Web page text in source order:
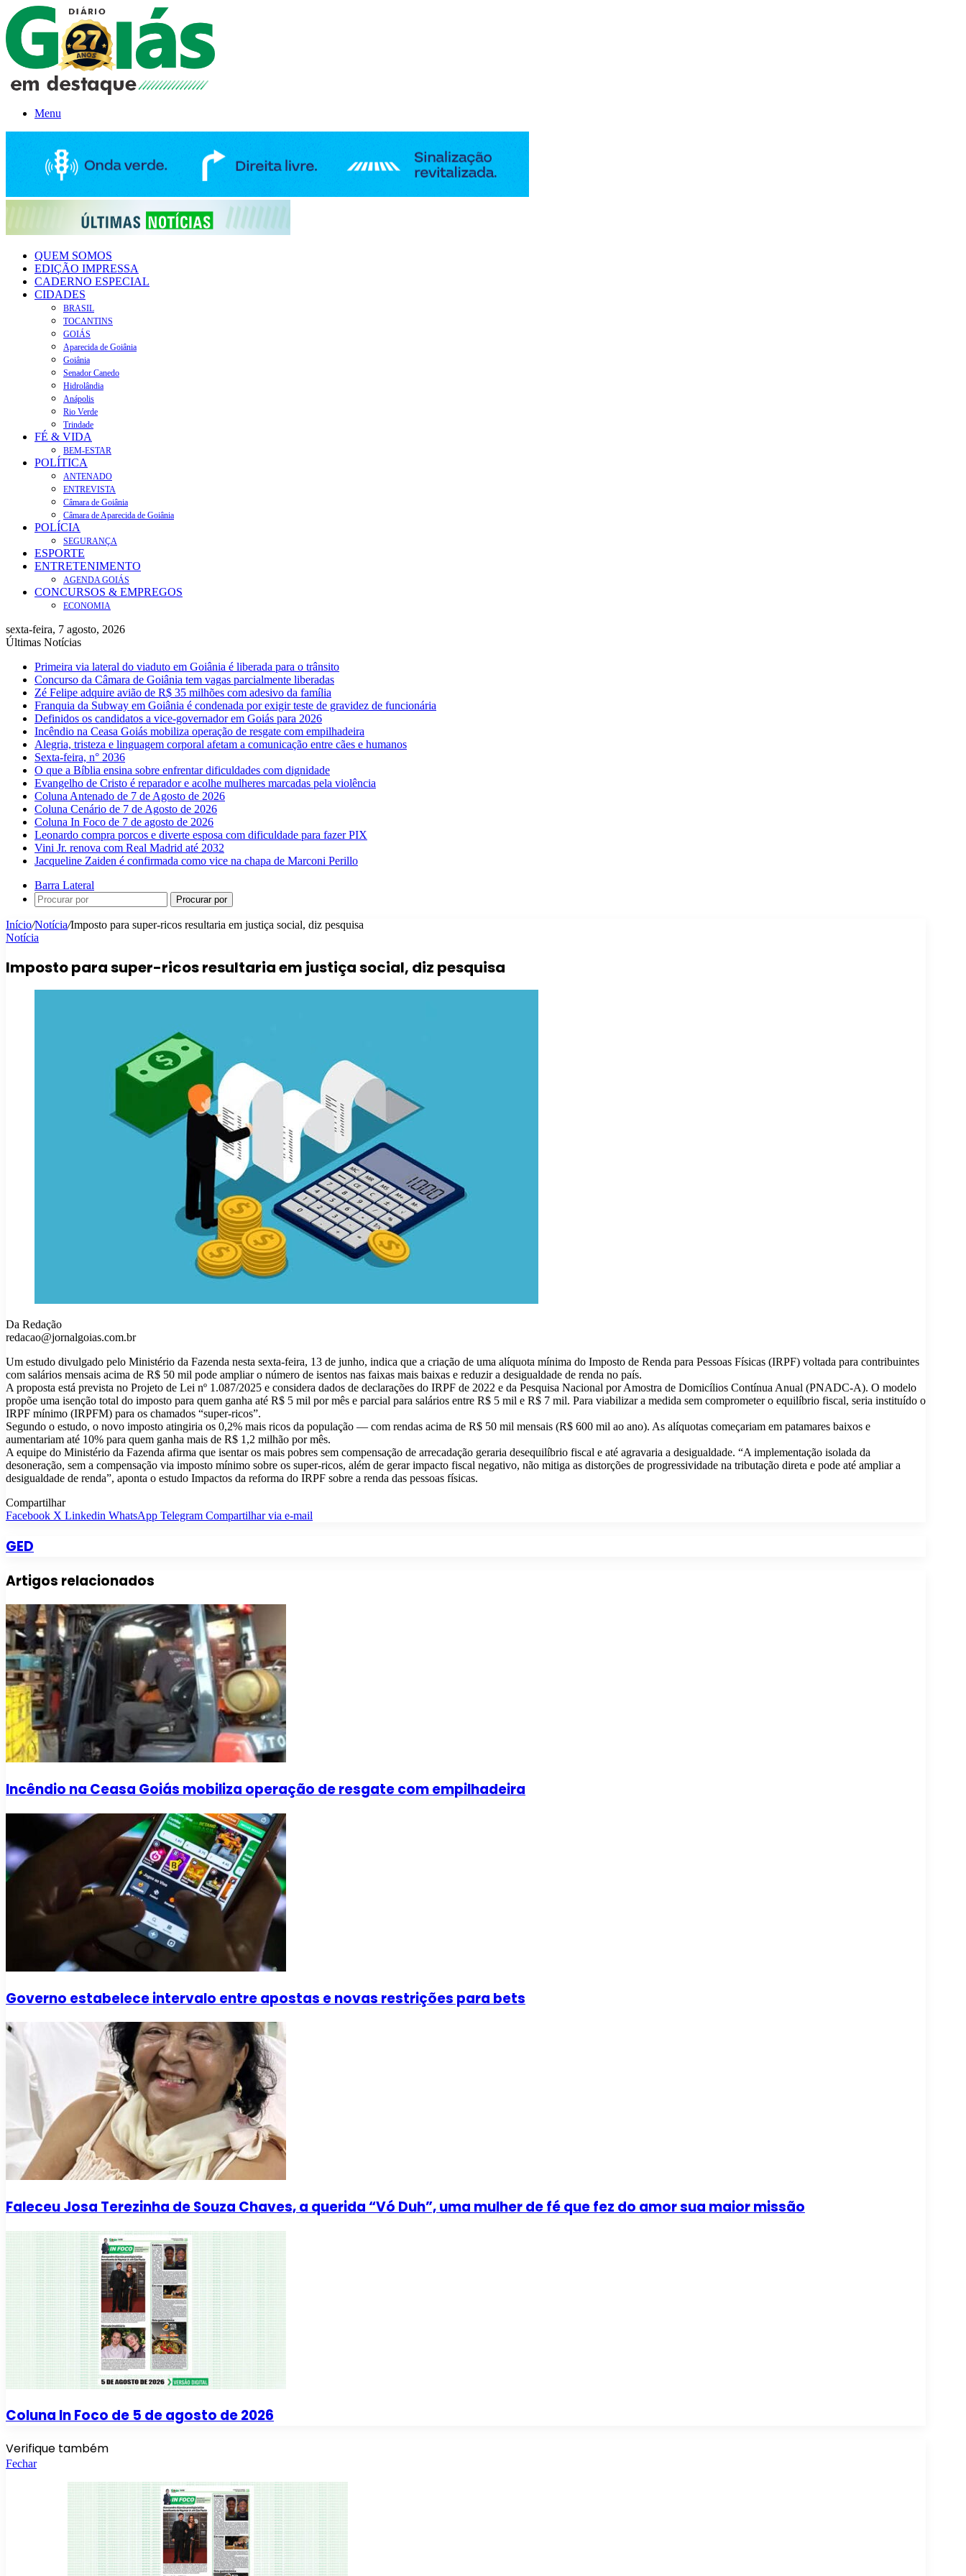
Menu
QUEM SOMOS
EDIÇÃO IMPRESSA
CADERNO ESPECIAL
CIDADES
BRASIL
TOCANTINS
GOIÁS
Aparecida de Goiânia
Goiânia
Senador Canedo
Hidrolândia
Anápolis
Rio Verde
Trindade
FÉ & VIDA
BEM-ESTAR
POLÍTICA
ANTENADO
ENTREVISTA
Câmara de Goiânia
Câmara de Aparecida de Goiânia
POLÍCIA
SEGURANÇA
ESPORTE
ENTRETENIMENTO
AGENDA GOIÁS
CONCURSOS & EMPREGOS
ECONOMIA
sexta-feira, 7 agosto, 2026
Últimas Notícias
Primeira via lateral do viaduto em Goiânia é liberada para o trânsito
Concurso da Câmara de Goiânia tem vagas parcialmente liberadas
Zé Felipe adquire avião de R$ 35 milhões com adesivo da família
Franquia da Subway em Goiânia é condenada por exigir teste de gravidez de funcionária
Definidos os candidatos a vice-governador em Goiás para 2026
Incêndio na Ceasa Goiás mobiliza operação de resgate com empilhadeira
Alegria, tristeza e linguagem corporal afetam a comunicação entre cães e humanos
Sexta-feira, n° 2036
O que a Bíblia ensina sobre enfrentar dificuldades com dignidade
Evangelho de Cristo é reparador e acolhe mulheres marcadas pela violência
Coluna Antenado de 7 de Agosto de 2026
Coluna Cenário de 7 de Agosto de 2026
Coluna In Foco de 7 de agosto de 2026
Leonardo compra porcos e diverte esposa com dificuldade para fazer PIX
Vini Jr. renova com Real Madrid até 2032
Jacqueline Zaiden é confirmada como vice na chapa de Marconi Perillo
Barra Lateral
Procurar por
Início/Notícia/Imposto para super-ricos resultaria em justiça social, diz pesquisa
Notícia
Imposto para super-ricos resultaria em justiça social, diz pesquisa
Da Redação
redacao@jornalgoias.com.br
Um estudo divulgado pelo Ministério da Fazenda nesta sexta-feira, 13 de junho, indica que a criação de uma alíquota mínima do Imposto de Renda para Pessoas Físicas (IRPF) voltada para contribuintes
com salários mensais acima de R$ 50 mil pode ampliar o número de isentos nas faixas mais baixas e reduzir a desigualdade de renda no país.
A proposta está prevista no Projeto de Lei nº 1.087/2025 e considera dados de declarações do IRPF de 2022 e da Pesquisa Nacional por Amostra de Domicílios Contínua Anual (PNADC-A). O modelo
propõe uma isenção total do imposto para quem ganha até R$ 5 mil por mês e parcial para salários entre R$ 5 mil e R$ 7 mil. Para viabilizar a medida sem comprometer o equilíbrio fiscal, seria instituído o
IRPF mínimo (IRPFM) para os chamados “super-ricos”.
Segundo o estudo, o novo imposto atingiria os 0,2% mais ricos da população — com rendas acima de R$ 50 mil mensais (R$ 600 mil ao ano). As alíquotas começariam em patamares baixos e
aumentariam até 10% para quem ganha mais de R$ 1,2 milhão por mês.
A equipe do Ministério da Fazenda afirma que isentar os mais pobres sem compensação de arrecadação geraria desequilíbrio fiscal e até agravaria a desigualdade. “A implementação isolada da
desoneração, sem a compensação via imposto mínimo sobre os super-ricos, além de gerar impacto fiscal negativo, não mitiga as distorções de progressividade na tributação direta e pode até ampliar a
desigualdade de renda”, aponta o estudo Impactos da reforma do IRPF sobre a renda das pessoas físicas.
Compartilhar
Facebook X Linkedin WhatsApp Telegram Compartilhar via e-mail
GED
Artigos relacionados
Incêndio na Ceasa Goiás mobiliza operação de resgate com empilhadeira
Governo estabelece intervalo entre apostas e novas restrições para bets
Faleceu Josa Terezinha de Souza Chaves, a querida “Vó Duh”, uma mulher de fé que fez do amor sua maior missão
Coluna In Foco de 5 de agosto de 2026
Verifique também
Fechar